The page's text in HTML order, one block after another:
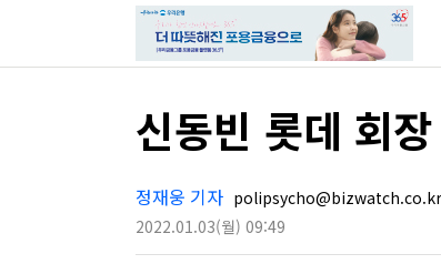
신동빈 롯데 회
정재웅 기자 polipsycho@bizwatch.co.kr
2022.01.03(월) 09:49